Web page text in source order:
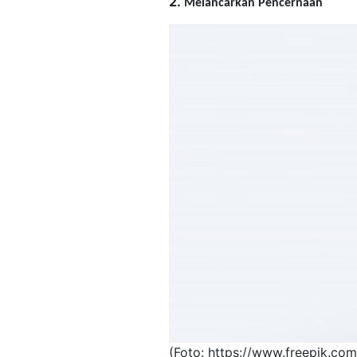
Melancarkan Pencernaan
​(Foto: ​https://